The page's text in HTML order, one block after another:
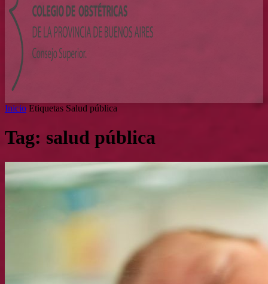
Inicio Etiquetas Salud pública
Tag: salud pública